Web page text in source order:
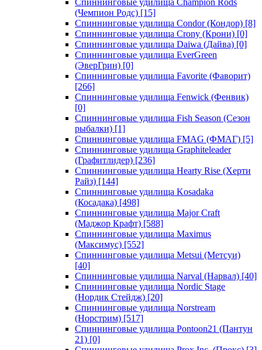
Спиннинговые удилища Champion Rods
(Чемпион Родс) [15]
Спиннинговые удилища Condor (Кондор) [8]
Спиннинговые удилища Crony (Крони) [0]
Спиннинговые удилища Daiwa (Дайва) [0]
Спиннинговые удилища EverGreen
(ЭверГрин) [0]
Спиннинговые удилища Favorite (Фаворит)
[266]
Спиннинговые удилища Fenwick (Фенвик)
[0]
Спиннинговые удилища Fish Season (Сезон
рыбалки) [1]
Спиннинговые удилища FMAG (ФМАГ) [5]
Спиннинговые удилища Graphiteleader
(Графитлидер) [236]
Спиннинговые удилища Hearty Rise (Херти
Райз) [144]
Спиннинговые удилища Kosadaka
(Косадака) [498]
Спиннинговые удилища Major Craft
(Маджор Крафт) [588]
Спиннинговые удилища Maximus
(Максимус) [552]
Спиннинговые удилища Metsui (Метсуи)
[40]
Спиннинговые удилища Narval (Нарвал) [40]
Спиннинговые удилища Nordic Stage
(Нордик Стейдж) [20]
Спиннинговые удилища Norstream
(Норстрим) [517]
Спиннинговые удилища Pontoon21 (Пантун
21) [0]